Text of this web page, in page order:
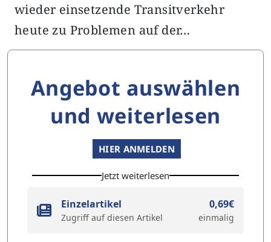
wieder einsetzende Transitverkehr
heute zu Problemen auf der…
Angebot auswählen
und weiterlesen
HIER ANMELDEN
Jetzt weiterlesen
Einzelartikel
Zugriff auf diesen Artikel
0,69€
einmalig